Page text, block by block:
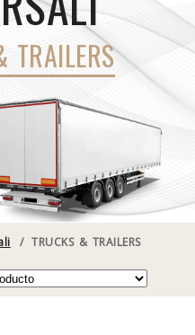
TRAILERS
/ TRUCKS & TRAILERS